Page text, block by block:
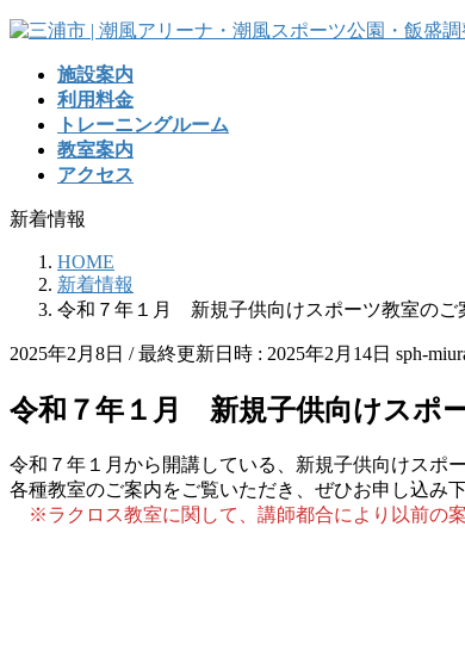
コ
キ
ッ
ナ
に
移
施設案内
利用料金
トレーニングルーム
教室案内
アクセス
新着情報
HOME
新着情報
令和７年１月 新規子供向けスポーツ教室のご
2025年2月8日 / 最終更新日時 : 2025年2月14日 sph-
令和７年１月 新規子供向けスポ
令和７年１月から開講している、新規子供向けスポ
各種教室のご案内をご覧いただき、ぜひお申し込み下
※ラクロス教室に関して、講師都合により以前の